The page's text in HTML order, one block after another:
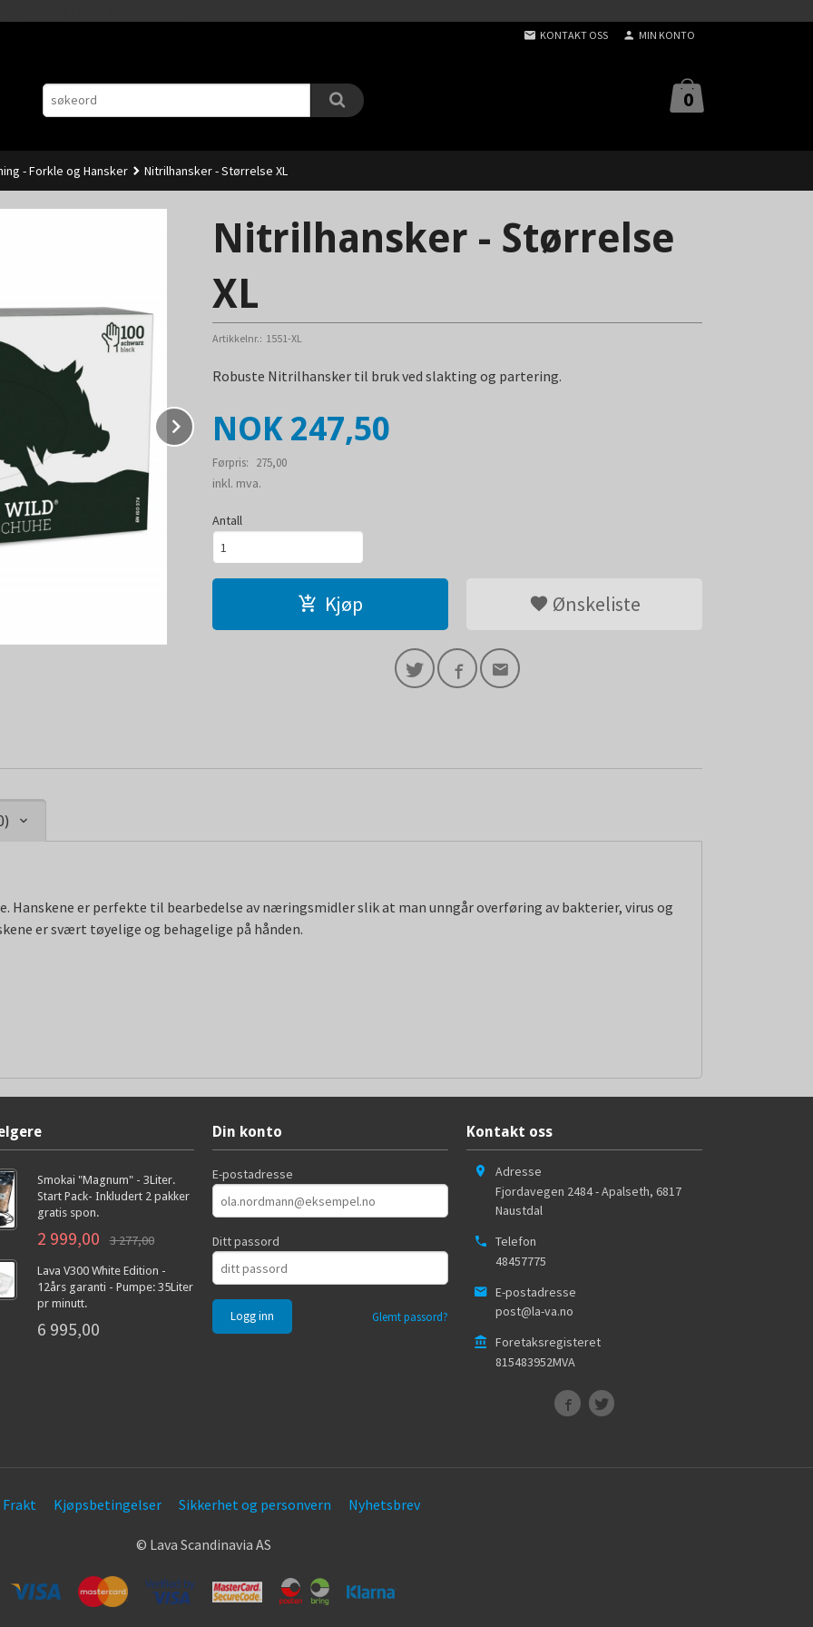
KONTAKT OSS MIN KONTO
0
- Forkle og Hansker Nitrilhansker - Størrelse XL
Next
Nitrilhansker - Størrelse
XL
Artikkelnr.: 1551-XL
Robuste Nitrilhansker til bruk ved slakting og partering.
Tilbud
NOK 247,50
Førpris: 275,00
Rabatt
inkl. mva.
Antall
Kjøp Ønskeliste
Hanskene er perfekte til bearbedelse av næringsmidler slik at man unngår overføring av bakterier, virus og
er svært tøyelige og behagelige på hånden.
Smokai "Magnum" - 3Liter.
Start Pack- Inkludert 2 pakker
gratis spon.
2 999,00 3 277,00
Lava V300 White Edition -
12års garanti - Pumpe: 35Liter
pr minutt.
6 995,00
Din konto
E-postadresse
Ditt passord
Glemt passord?
Kontakt oss
Adresse
Fjordavegen 2484 - Apalseth, 6817
Naustdal
Telefon
48457775
E-postadresse
post@la-va.no
Foretaksregisteret
815483952MVA
Frakt Kjøpsbetingelser Sikkerhet og personvern Nyhetsbrev
© Lava Scandinavia AS